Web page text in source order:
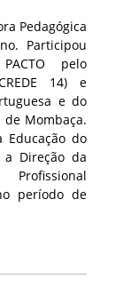
Pedagógica
Participou
pelo
14) e
e do
de Mombaça.
Educação do
a Direção da
período de